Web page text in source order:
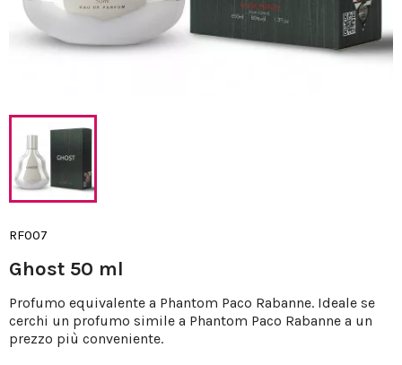
RF007
Ghost 50 ml
Profumo equivalente a Phantom Paco Rabanne. Ideale se
cerchi un profumo simile a Phantom Paco Rabanne a un
prezzo più conveniente.